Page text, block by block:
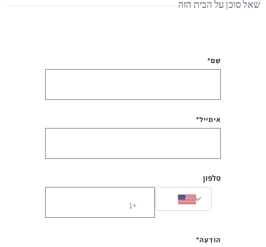
שאל סוכן על הבית הזה
שֵׁם*
אימייל*
טלפון
הוֹדָעָה*